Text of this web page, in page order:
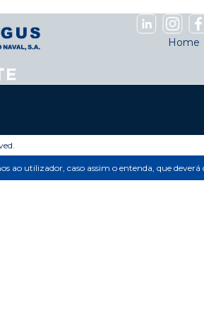
Home
ao utilizador, caso assim o entenda, que